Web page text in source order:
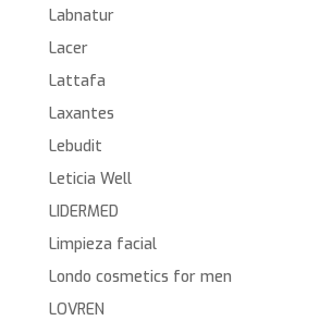
Labnatur
Lacer
Lattafa
Laxantes
Lebudit
Leticia Well
LIDERMED
Limpieza facial
Londo cosmetics for men
LOVREN